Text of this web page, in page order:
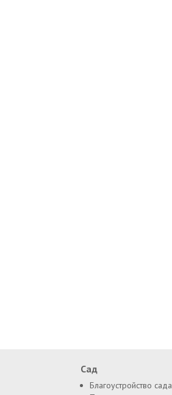
Сад
Благоустройство сада